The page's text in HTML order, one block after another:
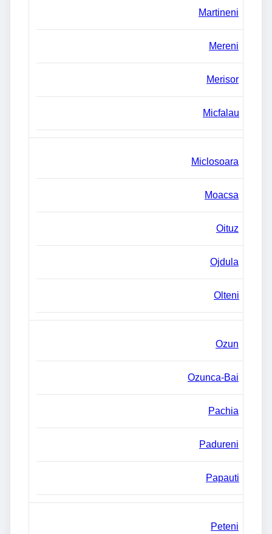
Martineni
Mereni
Merisor
Micfalau
Miclosoara
Moacsa
Oituz
Ojdula
Olteni
Ozun
Ozunca-Bai
Pachia
Padureni
Papauti
Peteni